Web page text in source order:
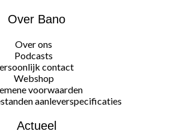
Over Bano
Over ons
Podcasts
contact
Webshop
voorwaarden
aanleverspecificaties
Actueel